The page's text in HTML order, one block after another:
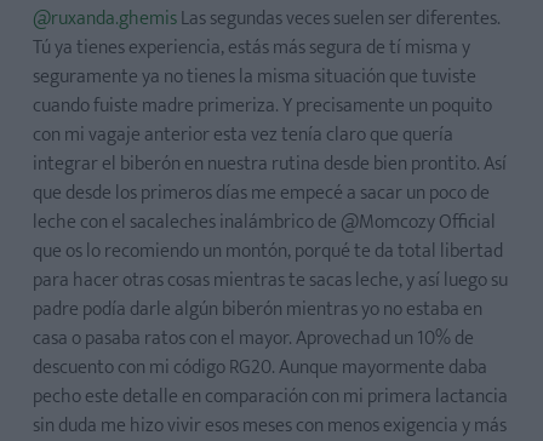
@ruxanda.ghemisLas segundas veces suelen ser diferentes.
Tú ya tienes experiencia, estás más segura de tí misma y
seguramente ya no tienes la misma situación que tuviste
cuando fuiste madre primeriza. Y precisamente un poquito
con mi vagaje anterior esta vez tenía claro que quería
integrar el biberón en nuestra rutina desde bien prontito. Así
que desde los primeros días me empecé a sacar un poco de
leche con el sacaleches inalámbrico de @Momcozy Official
que os lo recomiendo un montón, porqué te da total libertad
para hacer otras cosas mientras te sacas leche, y así luego su
padre podía darle algún biberón mientras yo no estaba en
casa o pasaba ratos con el mayor. Aprovechad un 10% de
descuento con mi código RG20. Aunque mayormente daba
pecho este detalle en comparación con mi primera lactancia
sin duda me hizo vivir esos meses con menos exigencia y más